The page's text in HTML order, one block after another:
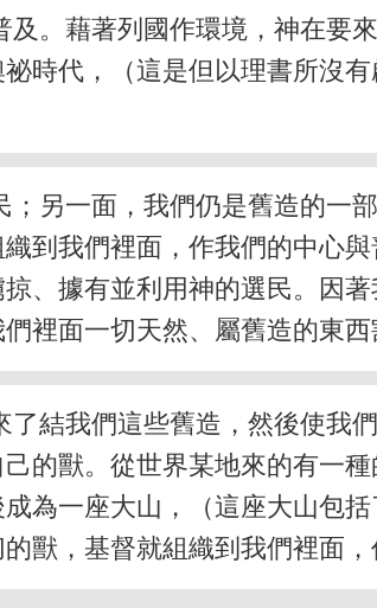
。藉著列國作環境，神在要
時代，（這是但以理書所沒
另一面，我們仍是舊造的一
到我們裡面，作我們的中心
、據有並利用神的選民。因
裡面一切天然、屬舊造的東西
結我們這些舊造，然後使我
的獸。從世界某地來的有一
為一座大山，（這座大山包
獸，基督就組織到我們裡面，